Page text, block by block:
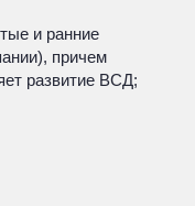
и ранние
причем
развитие ВСД;